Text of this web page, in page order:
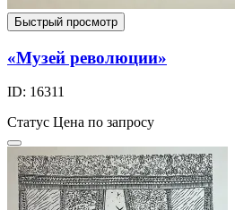
Быстрый просмотр
«Музей революции»
ID: 16311
Статус Цена по запросу